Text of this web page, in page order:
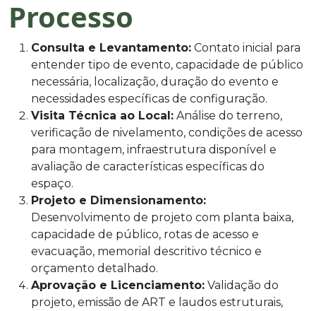
Processo
Consulta e Levantamento: Contato inicial para
entender tipo de evento, capacidade de público
necessária, localização, duração do evento e
necessidades específicas de configuração.
Visita Técnica ao Local: Análise do terreno,
verificação de nivelamento, condições de acesso
para montagem, infraestrutura disponível e
avaliação de características específicas do
espaço.
Projeto e Dimensionamento:
Desenvolvimento de projeto com planta baixa,
capacidade de público, rotas de acesso e
evacuação, memorial descritivo técnico e
orçamento detalhado.
Aprovação e Licenciamento: Validação do
projeto, emissão de ART e laudos estruturais,